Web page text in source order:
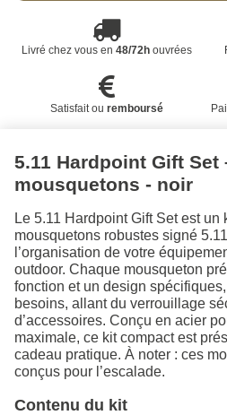
Livré chez vous en 48/72houvrées
Satisfait ou remboursé
5.11 Hardpoint Gift Set
mousquetons - noir
Le 5.11 Hardpoint Gift Set est un
mousquetons robustes signé
l’organisation de votre
outdoor. Chaque mousqueton
fonction et un design
besoins, allant du verrouillage
d’accessoires. Conçu en acier
maximale, ce kit compact est
cadeau pratique. À noter : ces
conçus pour l’escalade.
Contenu du kit